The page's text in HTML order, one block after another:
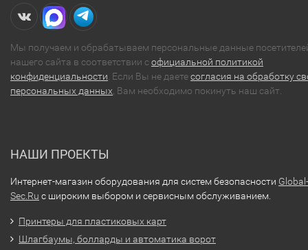
Мы получаем и обрабатываем персональные данные
нашего сайта в соответствии софициальной политикой
конфиденциальности . Если Вы не даетесогласия на обработку
персональных данных , Вам необходимо покинуть наш сайт.
НАШИ ПРОЕКТЫ
Интернет-магазин оборудования для систем безопасности Global-
Sec.Ru с широким выбором и сервисным обслуживанием.
Принтеры для пластиковых карт
Шлагбаумы, болларды и автоматика ворот